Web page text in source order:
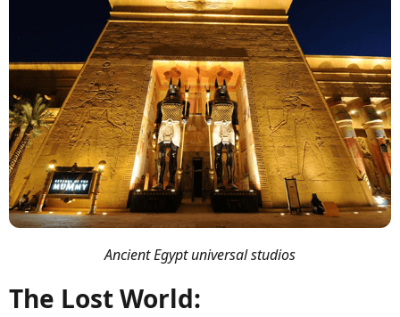
Ancient Egypt universal studios
The Lost World: